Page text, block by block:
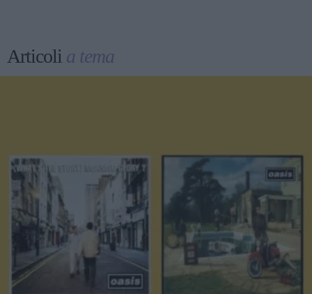
Articoli a tema